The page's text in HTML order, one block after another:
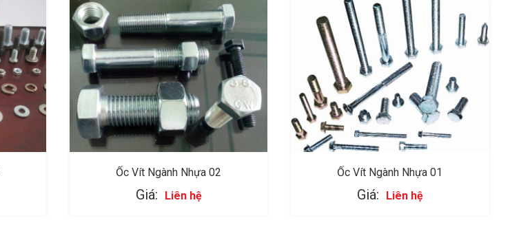
Ốc Vít Ngành Nhựa 02
Giá: Liên hệ
Ốc Vít Ngành Nhựa 01
Giá: Liên hệ